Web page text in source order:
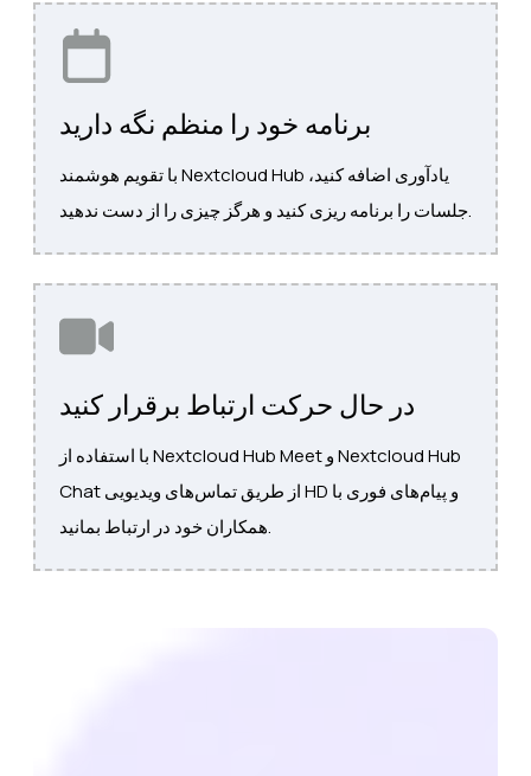
برنامه خود را منظم نگه دارید
با تقویم هوشمند Nextcloud Hub یادآوری اضافه کنید،
جلسات را برنامه ریزی کنید و هرگز چیزی را از دست ندهید.
در حال حرکت ارتباط برقرار کنید
با استفاده از Nextcloud Hub Meet و Nextcloud Hub
Chat از طریق تماس‌های ویدیویی HD و پیام‌های فوری با
همکاران خود در ارتباط بمانید.